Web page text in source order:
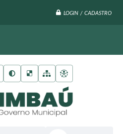
LOGIN / CADASTRO